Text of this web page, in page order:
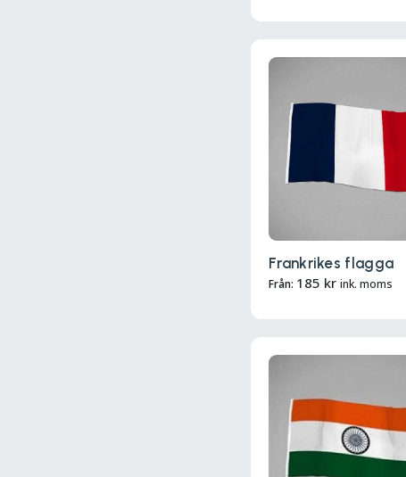
Frankrikes flagga
Från: 185 kr ink. moms